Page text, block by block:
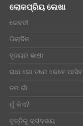
ଲୋକପ୍ରିୟ ଲେଖା
ରେବତୀ
ପିଲାଦିନ
ହୃଦୟର ଭାଷା
ରାଧା ଗୋ ତମେ କେବେ ଆସିବ
ତମ ଗାଁ
ମୁଁ କିଏ?
ବୃତ୍ତିରୁ ବ୍ୟବସାୟ